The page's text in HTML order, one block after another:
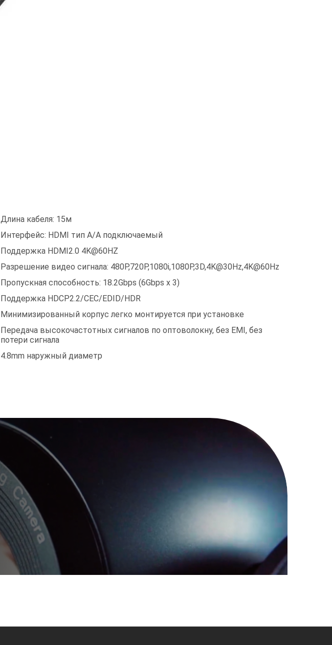
Длина кабеля: 15м
Интерфейс: HDMI тип A/A подключаемый
Поддержка HDMI2.0 4K@60HZ
Разрешение видео сигнала: 480P,720P,1080i,1080P,3D,4K@30Hz,4K@60Hz
Пропускная способность: 18.2Gbps (6Gbps x 3)
Поддержка HDCP2.2/CEC/EDID/HDR
Минимизированный корпус легко монтируется при установке
Передача высокочастотных сигналов по оптоволокну, без EMI, без
потери сигнала
4.8mm наружный диаметр